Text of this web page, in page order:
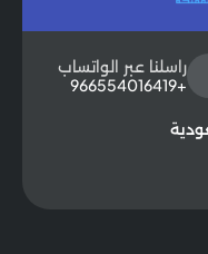
راسلنا عبر الواتساب
+966554016419